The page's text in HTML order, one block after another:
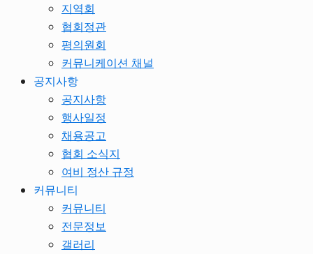
지역회
협회정관
평의원회
커뮤니케이션 채널
공지사항
공지사항
행사일정
채용공고
협회 소식지
여비 정산 규정
커뮤니티
커뮤니티
전문정보
갤러리